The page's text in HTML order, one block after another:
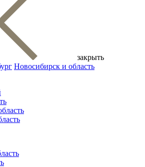
закрыть
Новосибирск и область